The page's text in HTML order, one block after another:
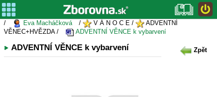
/ Eva Macháčková / V Á N O C E /
ADVENTNÍ
VĚNEC+HVĚZDA /
ADVENTNÍ VĚNCE k vybarvení
ADVENTNÍ VĚNCE k vybarvení Zpět